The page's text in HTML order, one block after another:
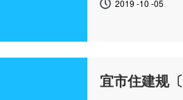
2019 -10 -05
宜市住建规